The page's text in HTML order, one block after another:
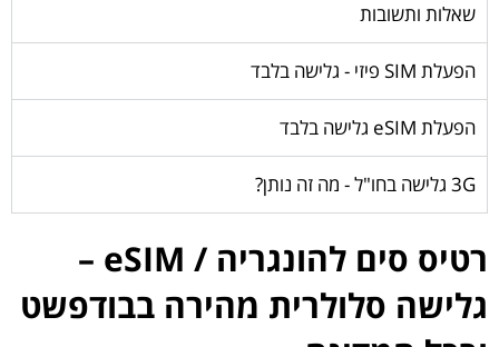
שאלות ותשובות
הפעלת SIM פיזי - גלישה בלבד
הפעלת eSIM גלישה בלבד
3G גלישה בחו"ל - מה זה נותן?
רטיס סים להונגריה / eSIM –
גלישה סלולרית מהירה בבודפשט